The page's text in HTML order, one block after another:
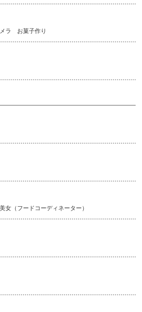
ラ お菓子作り
（フードコーディネーター）